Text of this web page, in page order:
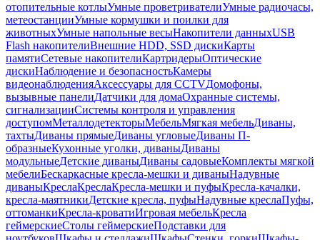
отопительные котлыУмные проветривателиУмные радиочасы,
метеостанцииУмные кормушки и поилки для
животныхУмные напольные весыНакопители данныхUSB
Flash накопителиВнешние HDD, SSD дискиКарты
памятиСетевые накопителиКартридерыОптические
дискиНаблюдение и безопасностьКамеры
видеонаблюденияАксессуары для CCTVДомофоны,
вызывные панелиДатчики для домаОхранные системы,
сигнализацииСистемы контроля и управления
доступомМеталлодетекторыМебельМягкая мебельДиваны,
тахтыДиваны прямыеДиваны угловыеДиваны П-
образныеКухонные уголки, диваныДиваны
модульныеДетские диваныДиваны садовыеКомплекты мягкой
мебелиБескаркасные кресла-мешки и диваныНадувные
диваныКреслаКреслаКресла-мешки и пуфыКресла-качалки,
кресла-маятникиДетские кресла, пуфыНадувные креслаПуфы,
оттоманкиКресла-кроватиИгровая мебельКресла
геймерскиеСтолы геймерскиеПодставки для